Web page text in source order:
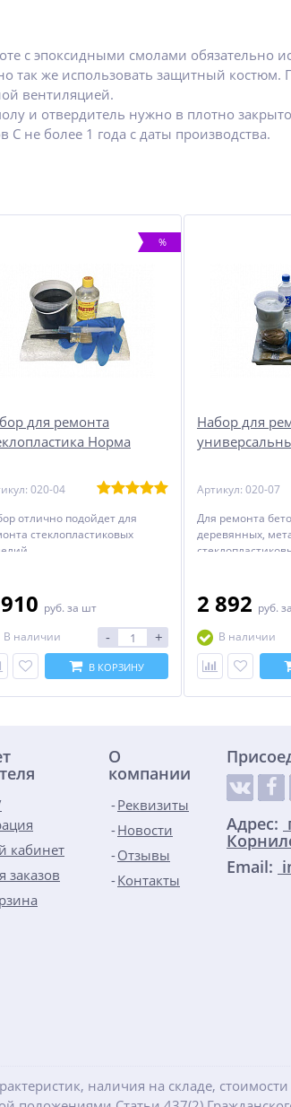
с эпоксидными смолами обязательно
так же использовать защитный
вентиляцией.
и отвердитель нужно в плотно
С не более 1 года с даты производства.
%
для ремонта
Норма
020-04
отлично подойдет для
стеклопластиковых
910 руб. за шт
В наличии
- +
В КОРЗИНУ
Набор для
Артикул: 020-07
Для ремонта
деревянных,
2 892 руб.
В наличии
кабинет
заказов
О
компании
Реквизиты
Новости
Отзывы
Контакты
Адрес:
Email:
наличия на складе,